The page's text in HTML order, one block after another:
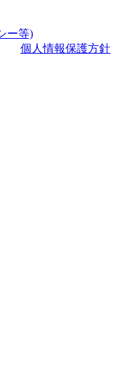
ー等)
個人情報保護方針